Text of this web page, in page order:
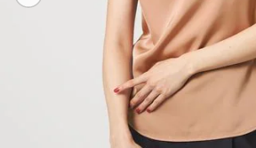
OFF WHITE
1 39